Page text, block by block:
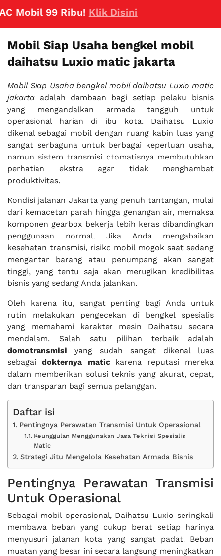
99 Ribu!Klik Disini
Mobil Siap Usaha bengkel mobil
daihatsu Luxio matic jakarta
Mobil Siap Usaha bengkel mobil daihatsu Luxio matic
jakarta adalah dambaan bagi setiap pelaku bisnis
yang mengandalkan armada tangguh untuk
operasional harian di ibu kota. Daihatsu Luxio
dikenal sebagai mobil dengan ruang kabin luas yang
sangat serbaguna untuk berbagai keperluan usaha,
namun sistem transmisi otomatisnya membutuhkan
perhatian ekstra agar tidak menghambat
produktivitas.
Kondisi jalanan Jakarta yang penuh tantangan, mulai
dari kemacetan parah hingga genangan air, memaksa
komponen gearbox bekerja lebih keras dibandingkan
penggunaan normal. Jika Anda mengabaikan
kesehatan transmisi, risiko mobil mogok saat sedang
mengantar barang atau penumpang akan sangat
tinggi, yang tentu saja akan merugikan kredibilitas
bisnis yang sedang Anda jalankan.
Oleh karena itu, sangat penting bagi Anda untuk
rutin melakukan pengecekan di bengkel spesialis
yang memahami karakter mesin Daihatsu secara
mendalam. Salah satu pilihan terbaik adalah
domotransmisi yang sudah sangat dikenal luas
sebagai dokternya matickarena reputasi mereka
dalam memberikan solusi teknis yang akurat, cepat,
dan transparan bagi semua pelanggan.
Daftar isi
Pentingnya Perawatan Transmisi Untuk Operasional
Keunggulan Menggunakan Jasa Teknisi Spesialis
Matic
Strategi Jitu Mengelola Kesehatan Armada Bisnis
Pentingnya Perawatan Transmisi
Untuk Operasional
Sebagai mobil operasional, Daihatsu Luxio seringkali
membawa beban yang cukup berat setiap harinya
menyusuri jalanan kota yang sangat padat. Beban
muatan yang besar ini secara langsung meningkatkan